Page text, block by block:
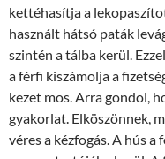
kettéhasítja a
használt hátsó paták
szintén a tálba kerül.
a férfi kiszámolja a
kezet mos. Arra gondol,
gyakorlat. Elköszönnek,
véres a kézfogás. A hús